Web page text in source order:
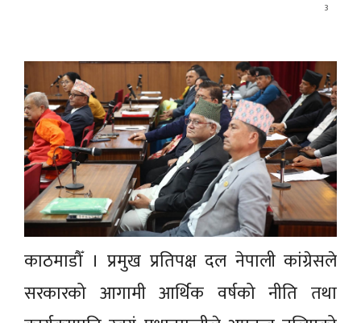
3
काठमाडौँ । प्रमुख प्रतिपक्ष दल नेपाली कांग्रेसले
सरकारको आगामी आर्थिक वर्षको नीति तथा